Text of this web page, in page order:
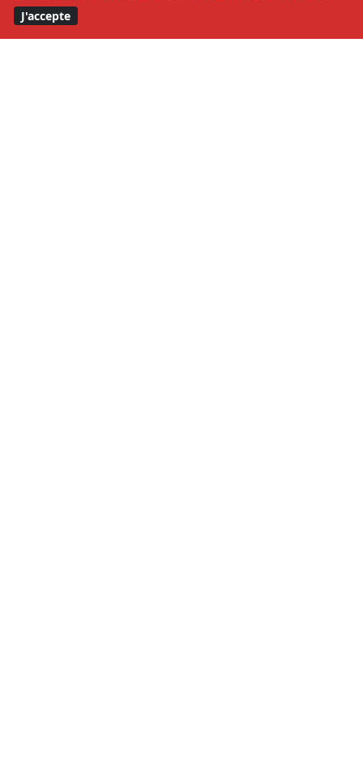
Kamouraska-RDL-Témis-Les Basques
J'accepte